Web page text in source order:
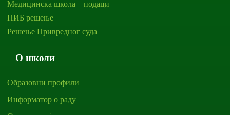
Медицинска школа – подаци
ПИБ решење
Решење Привредног суда
О школи
Образовни профили
Информатор о раду